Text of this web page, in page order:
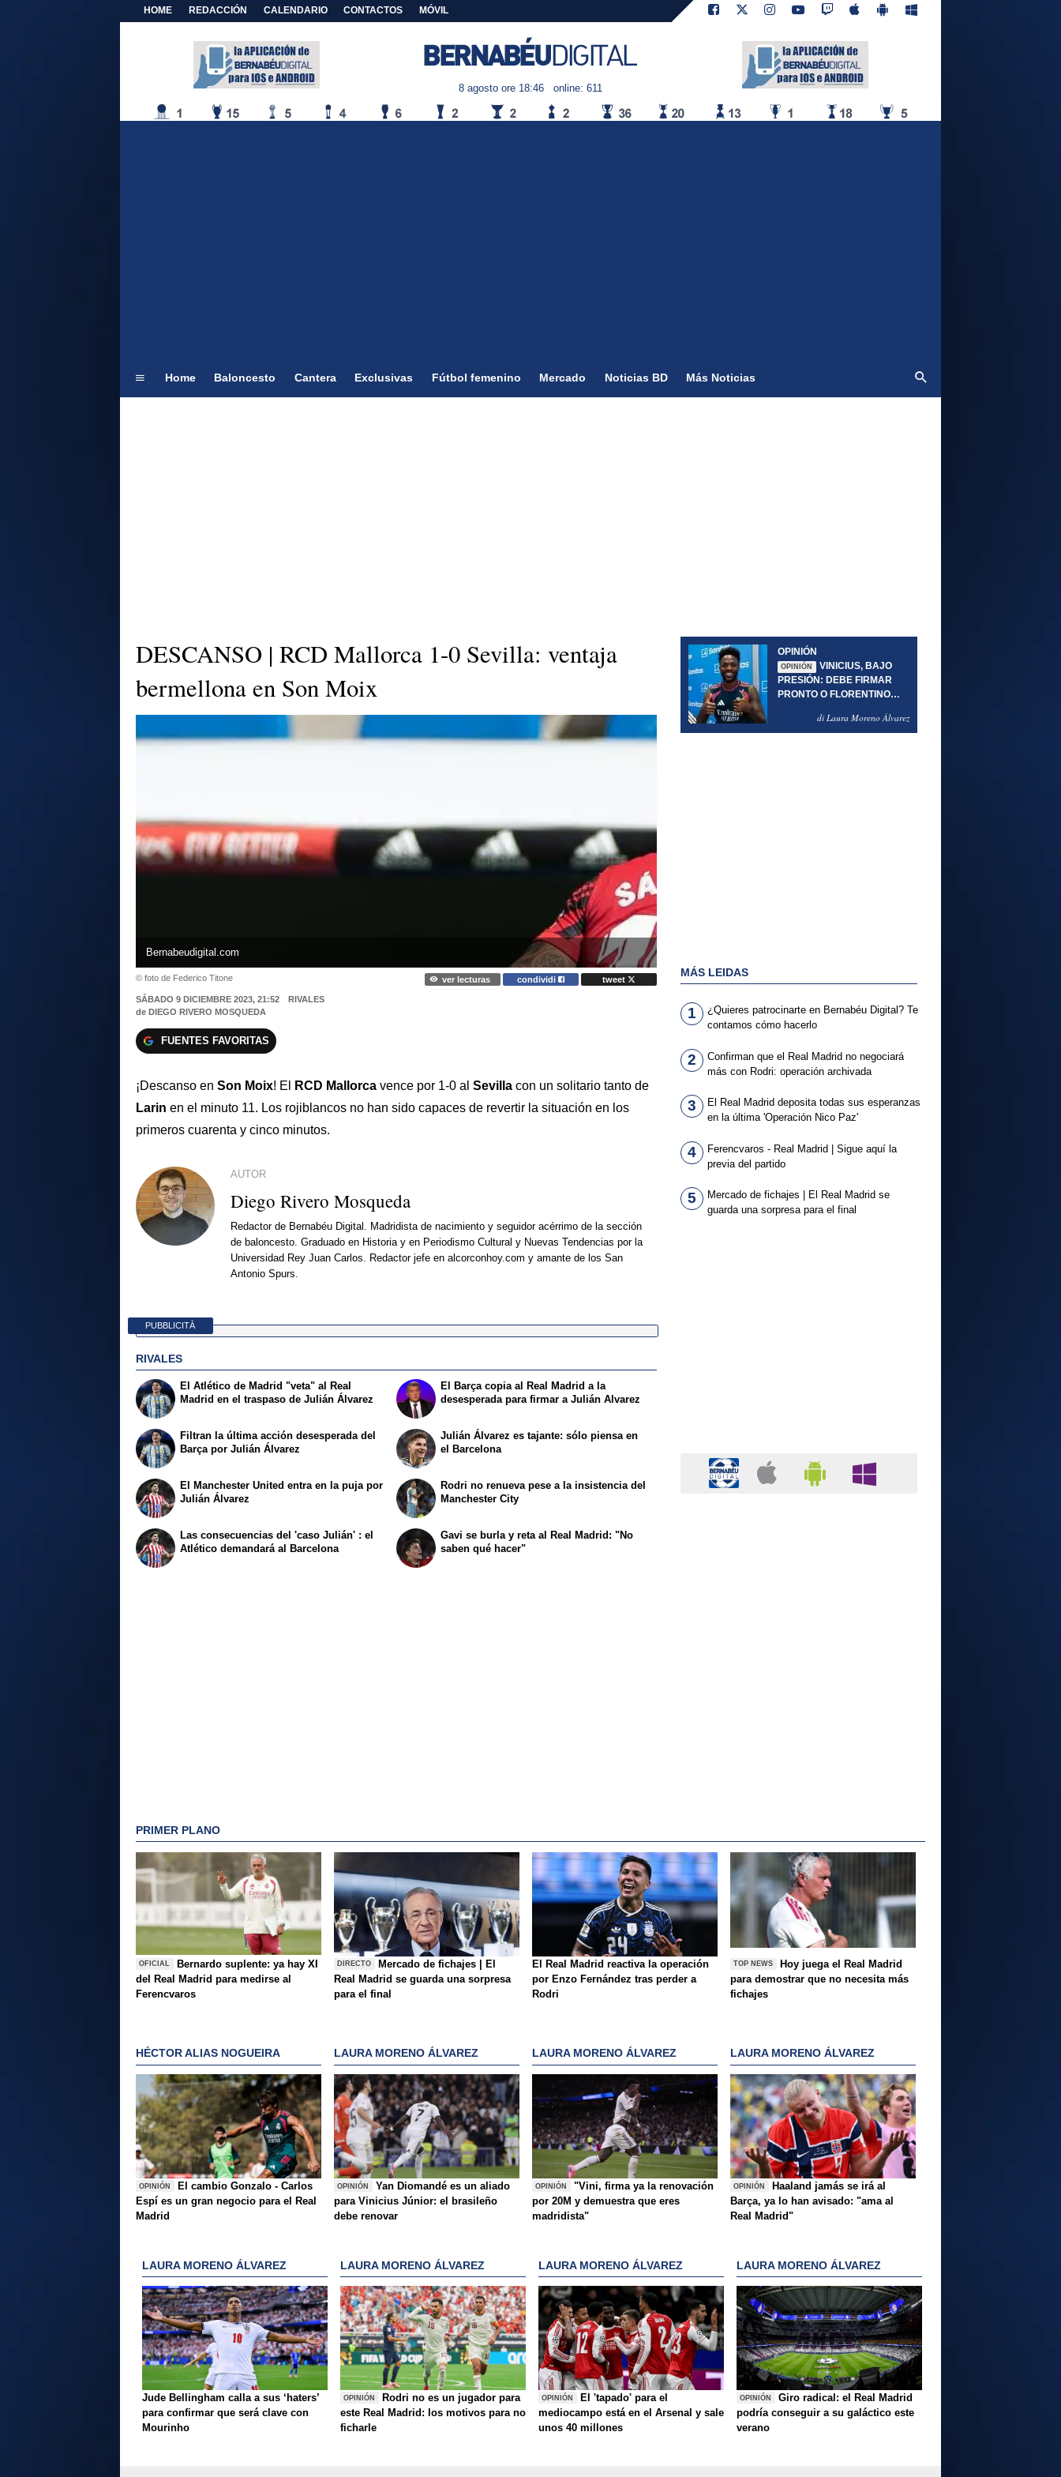
HOME REDACCIÓN CALENDARIO CONTACTOS MÓVIL
8 agosto ore 18:46 online: 611
Home Baloncesto Cantera Exclusivas Fútbol femenino Mercado Noticias BD Más Noticias
DESCANSO | RCD Mallorca 1-0 Sevilla: ventaja
bermellona en Son Moix
Bernabeudigital.com
© foto de Federico Titone ver lecturas condividi tweet
SÁBADO 9 DICIEMBRE 2023, 21:52
RIVALES
de DIEGO RIVERO MOSQUEDA
FUENTES FAVORITAS
¡Descanso en Son Moix! El RCD Mallorca vence por 1-0 al Sevilla con un solitario tanto de
Larin en el minuto 11. Los rojiblancos no han sido capaces de revertir la situación en los
primeros cuarenta y cinco minutos.
AUTOR
Diego Rivero Mosqueda
Redactor de Bernabéu Digital. Madridista de nacimiento y seguidor acérrimo de la sección
de baloncesto. Graduado en Historia y en Periodismo Cultural y Nuevas Tendencias por la
Universidad Rey Juan Carlos. Redactor jefe en alcorconhoy.com y amante de los San
Antonio Spurs.
PUBBLICITÀ
RIVALES
El Atlético de Madrid "veta" al Real
Madrid en el traspaso de Julián Álvarez
Filtran la última acción desesperada del
Barça por Julián Álvarez
El Barça copia al Real Madrid a la
desesperada para firmar a Julián Alvarez
Julián Álvarez es tajante: sólo piensa en
el Barcelona
El Manchester United entra en la puja por
Julián Álvarez
Las consecuencias del 'caso Julián' : el
Atlético demandará al Barcelona
Rodri no renueva pese a la insistencia del
Manchester City
Gavi se burla y reta al Real Madrid: "No
saben qué hacer"
OPINIÓN
OPINIÓN
VINICIUS, BAJO
PRESIÓN: DEBE FIRMAR
PRONTO O FLORENTINO
di Laura Moreno Álvarez
MÁS LEIDAS
1
¿Quieres patrocinarte en Bernabéu Digital? Te
contamos cómo hacerlo
2
Confirman que el Real Madrid no negociará
más con Rodri: operación archivada
3
El Real Madrid deposita todas sus esperanzas
en la última 'Operación Nico Paz'
4
Ferencvaros - Real Madrid | Sigue aquí la
previa del partido
5
Mercado de fichajes | El Real Madrid se
guarda una sorpresa para el final
PRIMER PLANO
OFICIAL
Bernardo suplente: ya hay XI
del Real Madrid para medirse al
Ferencvaros
DIRECTO
Mercado de fichajes | El
Real Madrid se guarda una sorpresa
para el final
El Real Madrid reactiva la operación
por Enzo Fernández tras perder a
Rodri
TOP NEWS
Hoy juega el Real Madrid
para demostrar que no necesita más
fichajes
HÉCTOR ALIAS NOGUEIRA
OPINIÓN
El cambio Gonzalo - Carlos
Espí es un gran negocio para el Real
Madrid
LAURA MORENO ÁLVAREZ
OPINIÓN
Yan Diomandé es un aliado
para Vinicius Júnior: el brasileño
debe renovar
LAURA MORENO ÁLVAREZ
OPINIÓN
"Vini, firma ya la renovación
por 20M y demuestra que eres
madridista"
LAURA MORENO ÁLVAREZ
OPINIÓN
Haaland jamás se irá al
Barça, ya lo han avisado: "ama al
Real Madrid"
LAURA MORENO ÁLVAREZ
Jude Bellingham calla a sus ‘haters’
para confirmar que será clave con
Mourinho
LAURA MORENO ÁLVAREZ
OPINIÓN
Rodri no es un jugador para
este Real Madrid: los motivos para no
ficharle
LAURA MORENO ÁLVAREZ
OPINIÓN
El 'tapado' para el
mediocampo está en el Arsenal y sale
unos 40 millones
LAURA MORENO ÁLVAREZ
OPINIÓN
Giro radical: el Real Madrid
podría conseguir a su galáctico este
verano